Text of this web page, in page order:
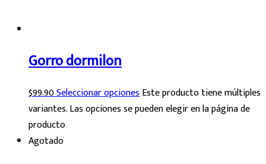
Gorro dormilon
$99.90Seleccionar opcionesEste producto tiene múltiples
variantes. Las opciones se pueden elegir en la página de
producto
Agotado